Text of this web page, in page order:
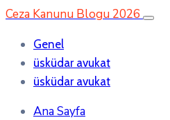
Ceza Kanunu Blogu 2026
Genel
üsküdar avukat
üsküdar avukat
Ana Sayfa